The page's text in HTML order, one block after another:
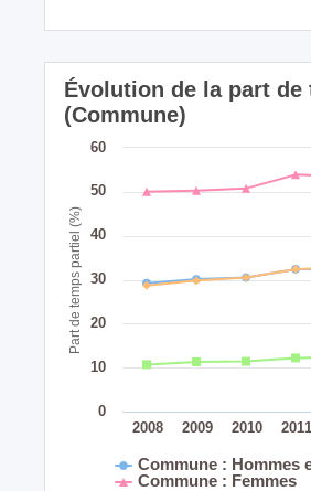
Part de temps partiel (%)
Évolution de la part de
(Commune)
Commune : Hommes
Commune : Femmes
2008 2009 2010 2011
0
10
20
30
40
50
60